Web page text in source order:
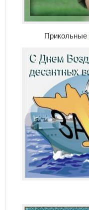
Прикольные